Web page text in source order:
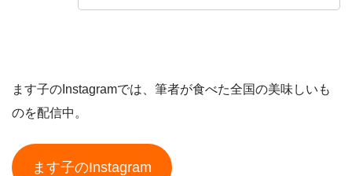
ます子のInstagramでは、筆者が食べた全国の美味しいも
のを配信中。
ます子のInstagram